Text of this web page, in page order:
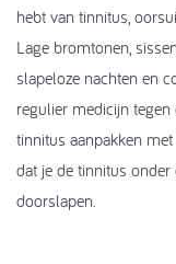
hebt van tinnitus,
Lage bromtonen,
slapeloze nachten en
regulier medicijn
tinnitus aanpakken
dat je de tinnitus
doorslapen.